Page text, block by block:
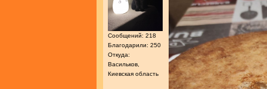
Сообщений: 218
Благодарили: 250
Откуда:
Васильков,
Киевская область